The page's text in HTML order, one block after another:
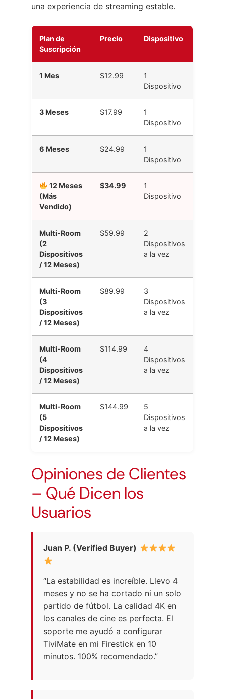
una experiencia de streaming estable.
Plan de
Suscripción
Precio Dispositivo
1 Mes $12.99
1
Dispositivo
3 Meses $17.99
1
Dispositivo
6 Meses $24.99
1
Dispositivo
12 Meses
(Más
Vendido)
$34.99
1
Dispositivo
Multi-Room
(2
Dispositivos
/ 12 Meses)
$59.99
2
Dispositivos
a la vez
Multi-Room
(3
Dispositivos
/ 12 Meses)
$89.99
3
Dispositivos
a la vez
Multi-Room
(4
Dispositivos
/ 12 Meses)
$114.99
4
Dispositivos
a la vez
Multi-Room
(5
Dispositivos
/ 12 Meses)
$144.99
5
Dispositivos
a la vez
Opiniones de Clientes
– Qué Dicen los
Usuarios
Juan P. (Verified Buyer)
“La estabilidad es increíble. Llevo 4
meses y no se ha cortado ni un solo
partido de fútbol. La calidad 4K en
los canales de cine es perfecta. El
soporte me ayudó a configurar
TiviMate en mi Firestick en 10
minutos. 100% recomendado.”